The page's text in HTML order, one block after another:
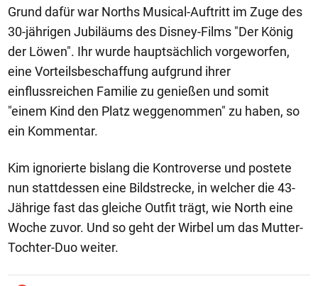
Grund dafür war Norths Musical-Auftritt im Zuge des
30-jährigen Jubiläums des Disney-Films "Der König
der Löwen". Ihr wurde hauptsächlich vorgeworfen,
eine Vorteilsbeschaffung aufgrund ihrer
einflussreichen Familie zu genießen und somit
"einem Kind den Platz weggenommen" zu haben, so
ein Kommentar.
Kim ignorierte bislang die Kontroverse und postete
nun stattdessen eine Bildstrecke, in welcher die 43-
Jährige fast das gleiche Outfit trägt, wie North eine
Woche zuvor. Und so geht der Wirbel um das Mutter-
Tochter-Duo weiter.